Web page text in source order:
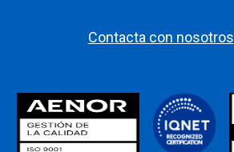
Contacta con nosotros